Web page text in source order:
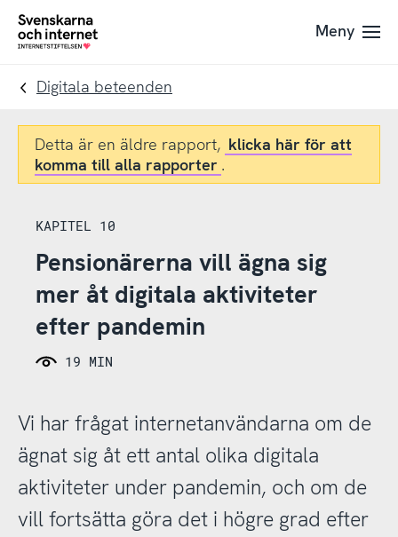
Till
navigation
Till
innehåll
To
Meny
Digitala beteenden
Detta är en äldre rapport, klicka här för att
komma till alla rapporter .
KAPITEL 10
Pensionärerna vill ägna sig
mer åt digitala aktiviteter
efter pandemin
19 MIN
Vi har frågat internetanvändarna om de
ägnat sig åt ett antal olika digitala
aktiviteter under pandemin, och om de
vill fortsätta göra det i högre grad efter